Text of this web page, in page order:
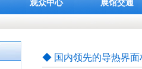
观众中心 展馆交通
◆ 国内领先的导热界面